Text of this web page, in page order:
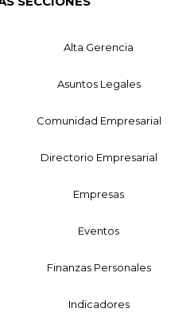
Alta Gerencia
Asuntos Legales
Comunidad Empresarial
Directorio Empresarial
Empresas
Eventos
Finanzas Personales
Indicadores